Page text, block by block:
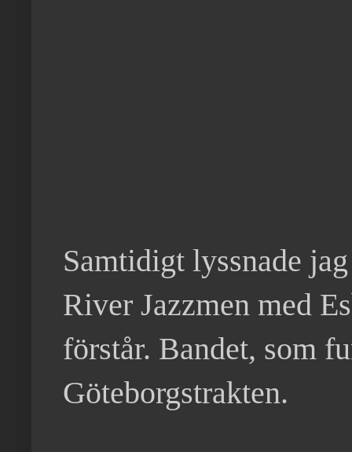
Samtidigt lyssnade
River Jazzmen med
förstår. Bandet, som
Göteborgstrakten.